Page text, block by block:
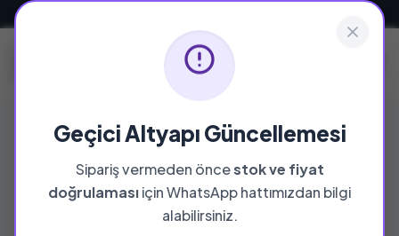
Geçici Altyapı Güncellemesi
Sipariş vermeden öncestok ve fiyat
doğrulamasıiçin WhatsApp hattımızdan bilgi
alabilirsiniz.
YAYINEVI
Kollektif